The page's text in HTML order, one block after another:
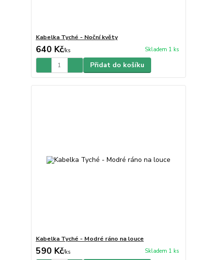
Kabelka Tyché - Noční květy
640 Kč/ks Skladem 1 ks
Přidat do košíku
Kabelka Tyché - Modré ráno na louce
590 Kč/ks Skladem 1 ks